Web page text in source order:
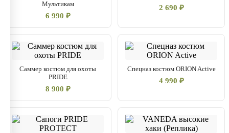
Мультикам
6 990 ₽
2 690 ₽
Саммер костюм для охоты
PRIDE
8 900 ₽
Спецназ костюм ORION Active
4 990 ₽